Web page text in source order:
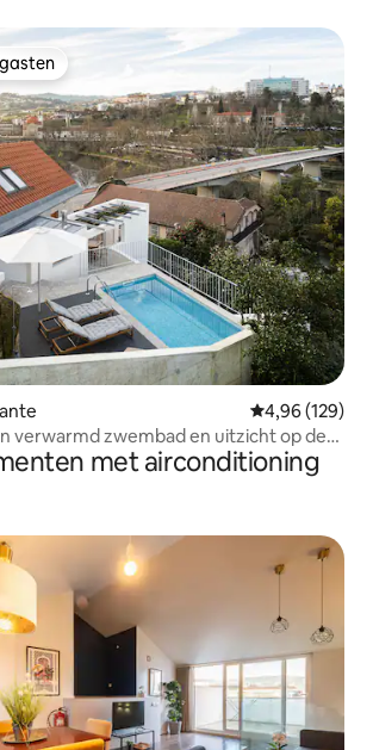
gasten
Gemiddelde
4,96 (129)
verwarmd zwembad en uitzicht op de
met airconditioning